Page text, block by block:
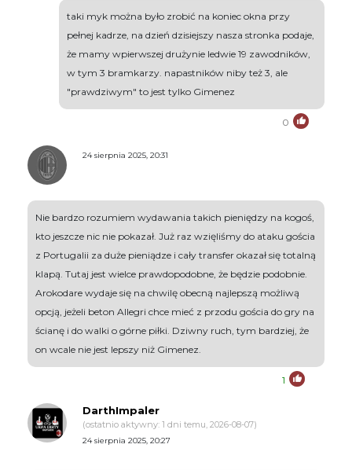
taki myk można było zrobić na koniec okna przy
pełnej kadrze, na dzień dzisiejszy nasza stronka podaje,
że mamy wpierwszej drużynie ledwie 19 zawodników,
w tym 3 bramkarzy. napastników niby też 3, ale
"prawdziwym" to jest tylko Gimenez
0
24 sierpnia 2025, 20:31
Nie bardzo rozumiem wydawania takich pieniędzy na kogoś,
kto jeszcze nic nie pokazał. Już raz wzięliśmy do ataku gościa
z Portugalii za duże pieniądze i cały transfer okazał się totalną
klapą. Tutaj jest wielce prawdopodobne, że będzie podobnie.
Arokodare wydaje się na chwilę obecną najlepszą możliwą
opcją, jeżeli beton Allegri chce mieć z przodu gościa do gry na
ścianę i do walki o górne piłki. Dziwny ruch, tym bardziej, że
on wcale nie jest lepszy niż Gimenez.
1
DarthImpaler
(ostatnio aktywny: 1 dni temu, 2026-08-07)
24 sierpnia 2025, 20:27